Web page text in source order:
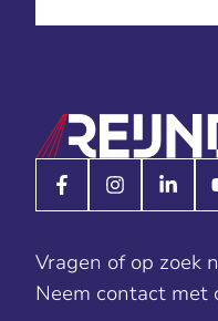
Vragen of op zoek
Neem contact met